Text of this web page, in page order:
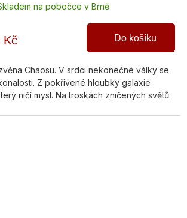
na pobočce v Brně
Kč Do košíku
Chaosu. V srdci nekonečné války se
Z pokřivené hloubky galaxie
ničí mysl. Na troskách zničených světů